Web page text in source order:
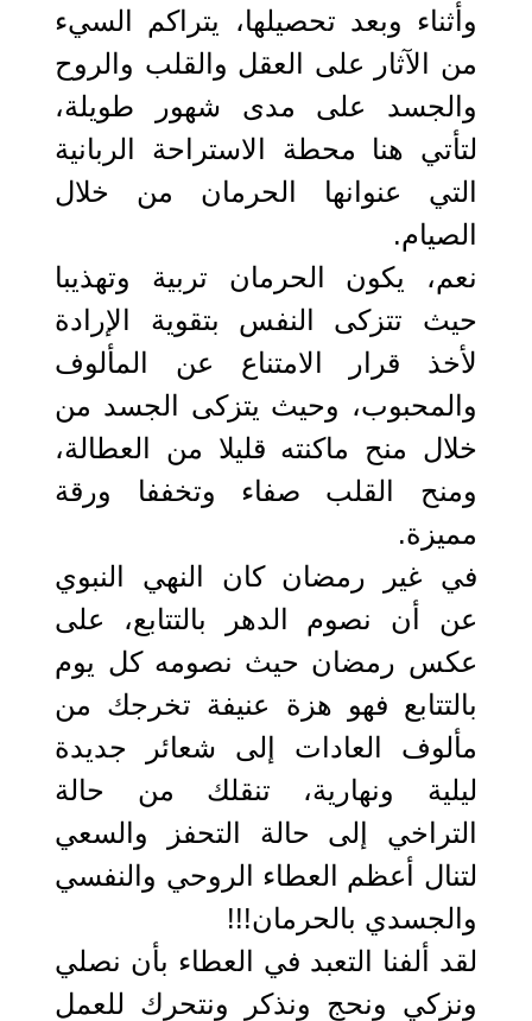
وأثناء وبعد تحصيلها، يتراكم السيء
من الآثار على العقل والقلب والروح
والجسد على مدى شهور طويلة،
لتأتي هنا محطة الاستراحة الربانية
التي عنوانها الحرمان من خلال
الصيام.
نعم، يكون الحرمان تربية وتهذيبا
حيث تتزكى النفس بتقوية الإرادة
لأخذ قرار الامتناع عن المألوف
والمحبوب، وحيث يتزكى الجسد من
خلال منح ماكنته قليلا من العطالة،
ومنح القلب صفاء وتخففا ورقة
مميزة.
في غير رمضان كان النهي النبوي
عن أن نصوم الدهر بالتتابع، على
عكس رمضان حيث نصومه كل يوم
بالتتابع فهو هزة عنيفة تخرجك من
مألوف العادات إلى شعائر جديدة
ليلية ونهارية، تنقلك من حالة
التراخي إلى حالة التحفز والسعي
لتنال أعظم العطاء الروحي والنفسي
والجسدي بالحرمان!!!
لقد ألفنا التعبد في العطاء بأن نصلي
ونزكي ونحج ونذكر ونتحرك للعمل